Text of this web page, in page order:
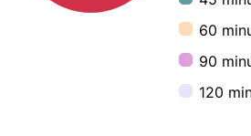
60
90
120